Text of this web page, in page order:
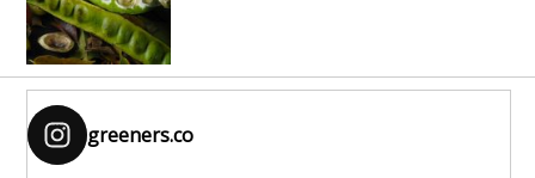
greeners.co